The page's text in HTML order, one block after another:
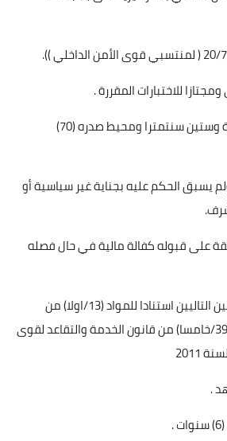
للاختبارات المقررة .
ان يكون طوله (160) مئة وستين سنتمترا ومحيط صدره (70)
يسبق الحكم عليه بجناية غير سياسية أو
على قبوله كفالة مالية في حال فصله
أو عند أخلاله بأحد الشرطين التاليين استنادا للمواد (13/اولا) من
قانون المعهد والمادة (39/خامسا) من قانون الخدمة والتقاعد لقوى
.
.